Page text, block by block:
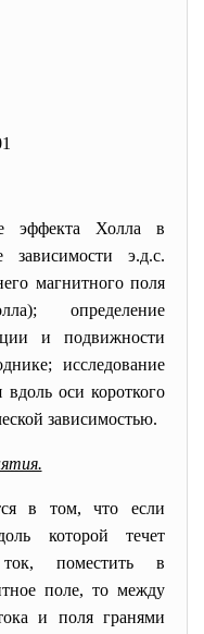
эффекта Холла в
зависимости э.д.с.
магнитного поля
определение
и подвижности
исследование
вдоль оси короткого
зависимостью.
в том, что если
которой течет
ток, поместить в
поле, то между
и поля гранями